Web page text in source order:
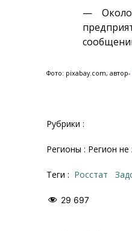
— Около
Фото: pixabay.com, автор-
Рубрики :
Регионы : Регион не
Теги : Росстат
29 697